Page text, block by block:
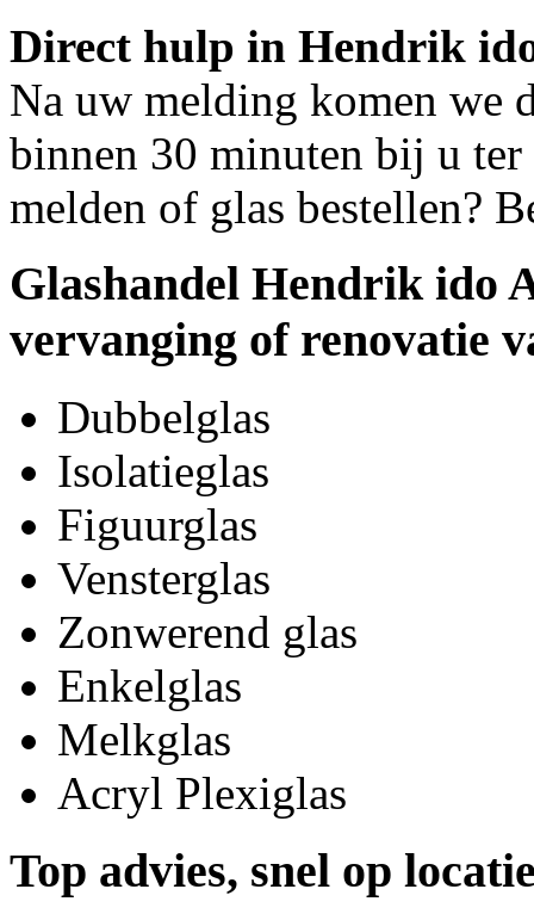
Direct hulp in Hendrik
Na uw melding komen we
binnen 30 minuten bij u ter
melden of glas bestellen?
Glashandel Hendrik ido
vervanging of renovatie
Dubbelglas
Isolatieglas
Figuurglas
Vensterglas
Zonwerend glas
Enkelglas
Melkglas
Acryl Plexiglas
Top advies, snel op